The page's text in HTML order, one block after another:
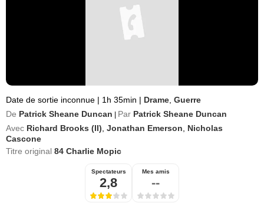
Date de sortie inconnue | 1h 35min | Drame Guerre
De Patrick Sheane Duncan Par Patrick Sheane Duncan
Avec Richard Brooks (II) Jonathan Emerson
Nicholas
Cascone
Titre original 84 Charlie Mopic
Spectateurs
2,8
Mes amis
--